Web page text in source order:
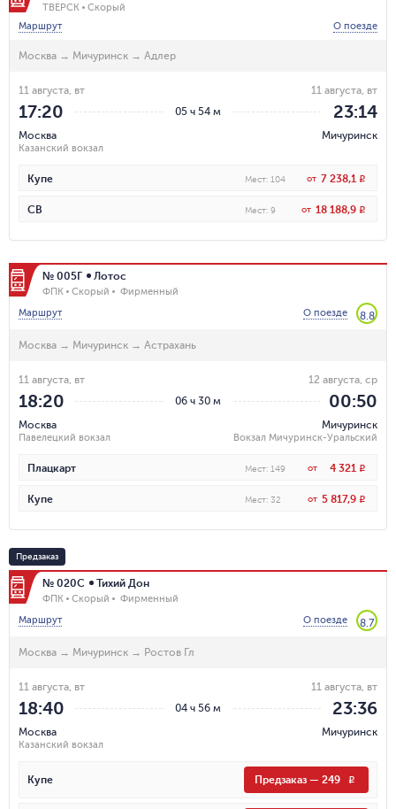
ТВЕРСК
Скорый
Маршрут
О поезде
Москва → Мичуринск → Адлер
05 ч 54 м
11 августа, вт
17:20
Москва
Казанский вокзал
11 августа, вт
23:14
Мичуринск
Купе Мест: 104 от 7 238,1 R
СВ Мест: 9 от 18 188,9 R
№ 005Г Лотос
ФПК Скорый
Фирменный
Маршрут
О поезде 8.8
Москва → Мичуринск → Астрахань
06 ч 30 м
11 августа, вт
18:20
Москва
Павелецкий вокзал
12 августа, ср
00:50
Мичуринск
Вокзал Мичуринск-Уральский
Плацкарт Мест: 149 от 4 321 R
Купе Мест: 32 от 5 817,9 R
Предзаказ
№ 020С Тихий Дон
ФПК Скорый
Фирменный
Маршрут
О поезде 8.7
Москва → Мичуринск → Ростов Гл
04 ч 56 м
11 августа, вт
18:40
Москва
Казанский вокзал
11 августа, вт
23:36
Мичуринск
Купе Предзаказ — 249 R